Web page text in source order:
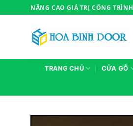
qua
NÂNG CAO GIÁ TRỊ CÔNG TRÌNH
TRANG CHỦ CỬA GỖ